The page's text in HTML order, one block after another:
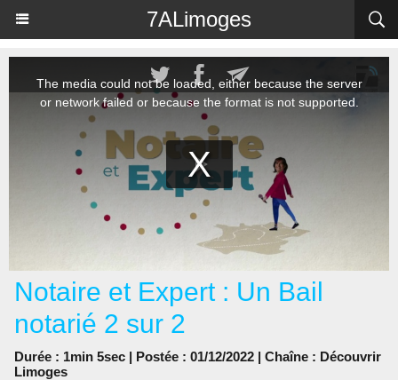
7ALimoges
Notaire et Expert : Un Bail
notarié 2 sur 2
Durée : 1min 5sec | Postée : 01/12/2022 | Chaîne : Découvrir
Limoges